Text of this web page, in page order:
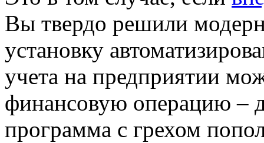
Вы твердо решили
установку
учета на предприятии
финансовую операцию –
программа с грехом